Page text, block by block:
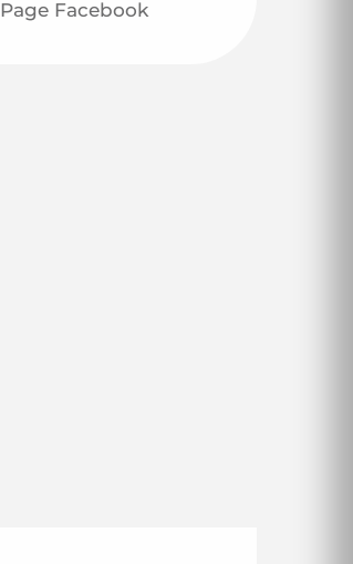
Page Facebook